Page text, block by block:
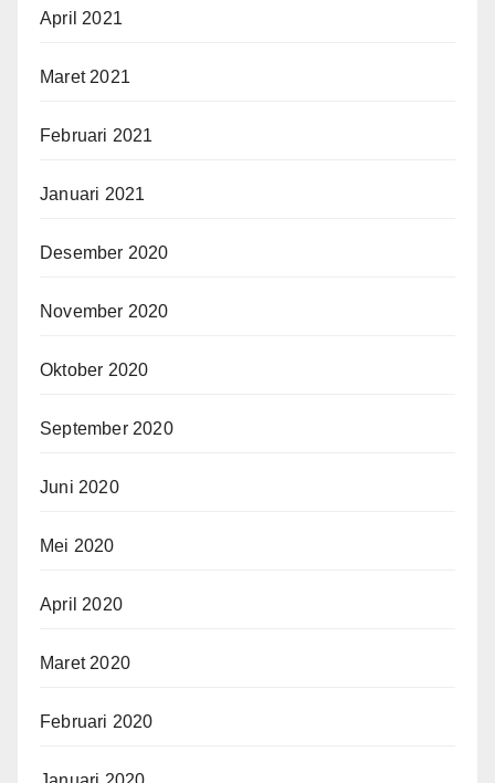
April 2021
Maret 2021
Februari 2021
Januari 2021
Desember 2020
November 2020
Oktober 2020
September 2020
Juni 2020
Mei 2020
April 2020
Maret 2020
Februari 2020